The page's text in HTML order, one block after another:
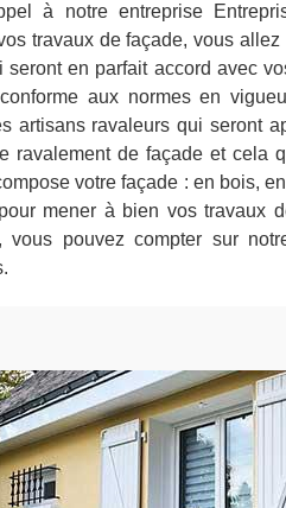
à notre entreprise
travaux de façade, vous
seront en parfait accord avec
aux normes en
artisans ravaleurs qui seront
ravalement de façade et cela
votre façade : en bois,
mener à bien vos travaux
vous pouvez compter sur